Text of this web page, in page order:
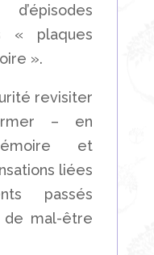
« plaques
».
revisiter
– en
et
liées
passés
de mal-être